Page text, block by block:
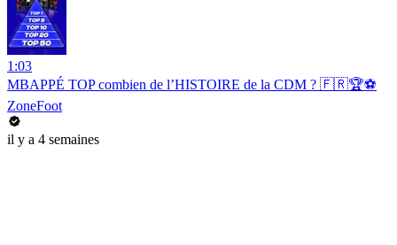
1:03
MBAPPÉ TOP combien de l’HISTOIRE de la CDM ? 🇫🇷🏆⚽️
ZoneFoot
il y a 4 semaines